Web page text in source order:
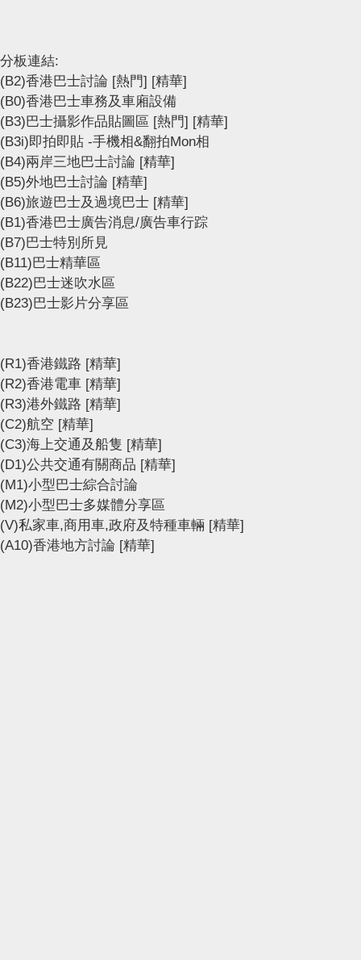
分板連結:
(B2)香港巴士討論 [熱門] [精華]
(B0)香港巴士車務及車廂設備
(B3)巴士攝影作品貼圖區 [熱門] [精華]
(B3i)即拍即貼 -手機相&翻拍Mon相
(B4)兩岸三地巴士討論 [精華]
(B5)外地巴士討論 [精華]
(B6)旅遊巴士及過境巴士 [精華]
(B1)香港巴士廣告消息/廣告車行踪
(B7)巴士特別所見
(B11)巴士精華區
(B22)巴士迷吹水區
(B23)巴士影片分享區
(R1)香港鐵路 [精華]
(R2)香港電車 [精華]
(R3)港外鐵路 [精華]
(C2)航空 [精華]
(C3)海上交通及船隻 [精華]
(D1)公共交通有關商品 [精華]
(M1)小型巴士綜合討論
(M2)小型巴士多媒體分享區
(V)私家車,商用車,政府及特種車輛 [精華]
(A10)香港地方討論 [精華]